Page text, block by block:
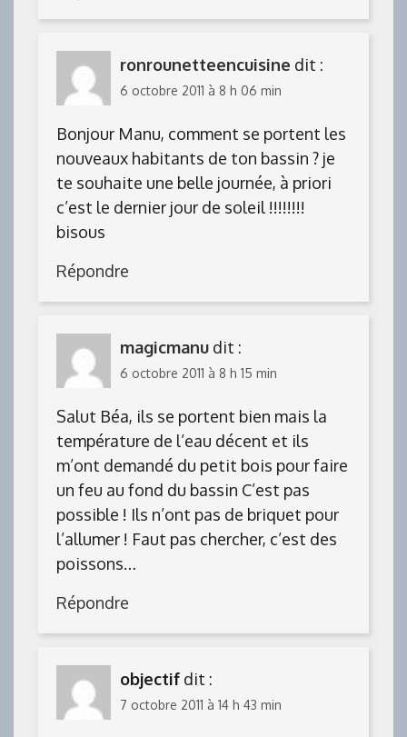
ronrounetteencuisine dit :
6 octobre 2011 à 8 h 06 min
Bonjour Manu, comment se portent les
nouveaux habitants de ton bassin ? je
te souhaite une belle journée, à priori
c’est le dernier jour de soleil !!!!!!!!
bisous
Répondre
magicmanu dit :
6 octobre 2011 à 8 h 15 min
Salut Béa, ils se portent bien mais la
température de l’eau décent et ils
m’ont demandé du petit bois pour faire
un feu au fond du bassin C’est pas
possible ! Ils n’ont pas de briquet pour
l’allumer ! Faut pas chercher, c’est des
poissons…
Répondre
objectif dit :
7 octobre 2011 à 14 h 43 min